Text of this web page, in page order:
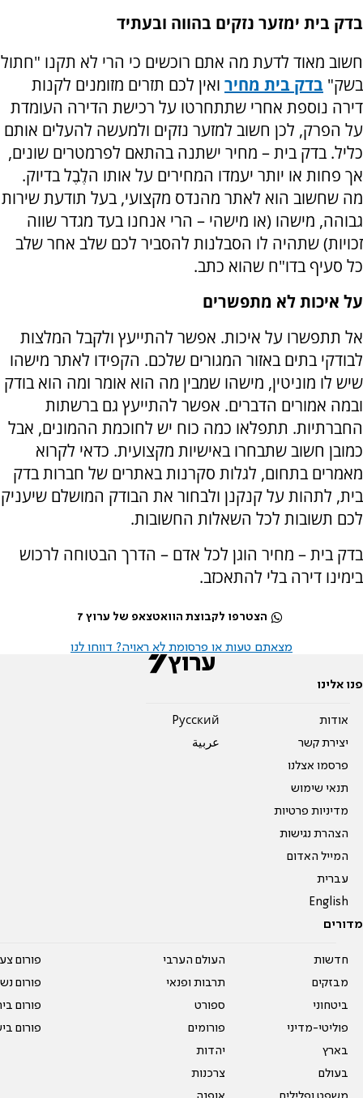
בדק בית ימזער נזקים בהווה ובעתיד
חשוב מאוד לדעת מה אתם רוכשים כי הרי לא תקנו "חתול
בשק" בדק בית מחיר ואין לכם תזרים מזומנים לקנות
דירה נוספת אחרי שתתחרטו על רכישת הדירה העומדת
על הפרק, לכן חשוב למזער נזקים ולמעשה להעלים אותם
כליל. בדק בית – מחיר ישתנה בהתאם לפרמטרים שונים,
אך פחות או יותר יעמדו המחירים על אותו הלֶבֶל בדיוק.
מה שחשוב הוא לאתר מהנדס מקצועי, בעל תודעת שירות
גבוהה, מישהו (או מישהי – הרי אנחנו בעד מגדר שווה
זכויות) שתהיה לו הסבלנות להסביר לכם שלב אחר שלב
כל סעיף בדו"ח שהוא כתב.
על איכות לא מתפשרים
אל תתפשרו על איכות. אפשר להתייעץ ולקבל המלצות
לבודקי בתים באזור המגורים שלכם. הקפידו לאתר מישהו
שיש לו מוניטין, מישהו שמבין מה הוא אומר ומה הוא בודק
ובמה אמורים הדברים. אפשר להתייעץ גם ברשתות
החברתיות. תתפלאו כמה כוח יש לחוכמת ההמונים, אבל
כמובן חשוב שתבחרו באישיות מקצועית. כדאי לקרוא
מאמרים בתחום, לגלות סקרנות באתרים של חברות בדק
בית, לתהות על קנקנן ולבחור את הבודק המושלם שיעניק
לכם תשובות לכל השאלות החשובות.
בדק בית – מחיר הוגן לכל אדם – הדרך הבטוחה לרכוש
בימינו דירה בלי להתאכזב.
הצטרפו לקבוצת הוואטצאפ של ערוץ 7
מצאתם טעות או פרסומת לא ראויה? דווחו לנו
פנו אלינו
אודות
יצירת קשר
פרסמו אצלנו
תנאי שימוש
מדיניות פרטיות
הצהרת נגישות
המייל האדום
עברית
English
Pусский
عربية
מדורים
חדשות
מבזקים
ביטחוני
פוליטי-מדיני
בארץ
בעולם
העולם הערבי
תרבות ופנאי
ספורט
פורומים
יהדות
צרכנות
פורום
פורום
פורום
פורום